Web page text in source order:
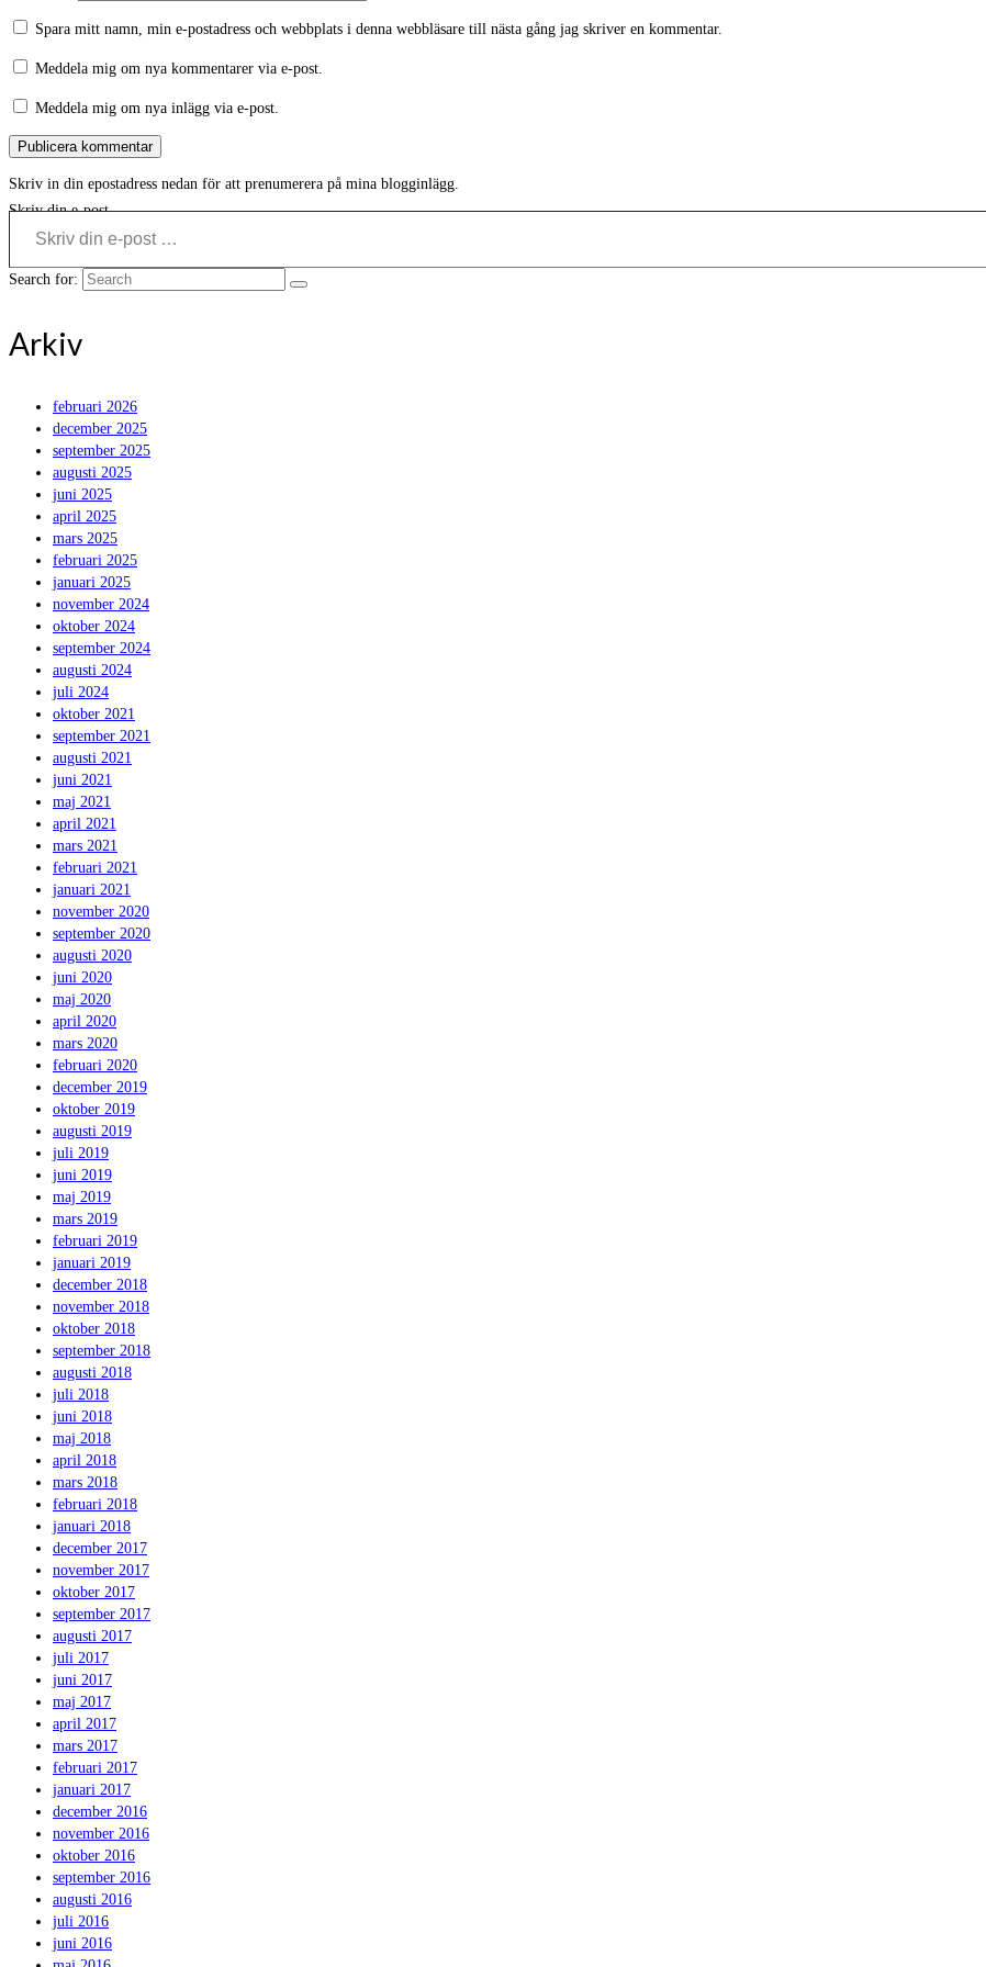
Spara mitt namn, min e-postadress och webbplats i denna webbläsare till nästa gång jag skriver en kommentar.
Meddela mig om nya kommentarer via e-post.
Meddela mig om nya inlägg via e-post.
Skriv in din epostadress nedan för att prenumerera på mina blogginlägg.
Skriv din e-post …
Search for:
Arkiv
februari 2026
december 2025
september 2025
augusti 2025
juni 2025
april 2025
mars 2025
februari 2025
januari 2025
november 2024
oktober 2024
september 2024
augusti 2024
juli 2024
oktober 2021
september 2021
augusti 2021
juni 2021
maj 2021
april 2021
mars 2021
februari 2021
januari 2021
november 2020
september 2020
augusti 2020
juni 2020
maj 2020
april 2020
mars 2020
februari 2020
december 2019
oktober 2019
augusti 2019
juli 2019
juni 2019
maj 2019
mars 2019
februari 2019
januari 2019
december 2018
november 2018
oktober 2018
september 2018
augusti 2018
juli 2018
juni 2018
maj 2018
april 2018
mars 2018
februari 2018
januari 2018
december 2017
november 2017
oktober 2017
september 2017
augusti 2017
juli 2017
juni 2017
maj 2017
april 2017
mars 2017
februari 2017
januari 2017
december 2016
november 2016
oktober 2016
september 2016
augusti 2016
juli 2016
juni 2016